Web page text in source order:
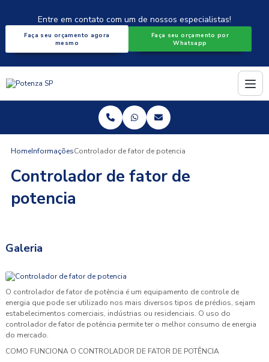
Entre em contato com um de nossos especialistas!
Faça seu orçamento agora
mesmo
Faça seu orçamento por
Whatsapp
HomeInformaçõesControlador de fator de potencia
Controlador de fator de
potencia
Galeria
O controlador de fator de potência é um equipamento de controle de
energia que pode ser utilizado nos mais diversos tipos de prédios, sejam
estabelecimentos comerciais, indústrias ou residenciais. O uso do
controlador de fator de potência permite ter o melhor consumo de energia
do mercado.
COMO FUNCIONA O CONTROLADOR DE FATOR DE POTÊNCIA